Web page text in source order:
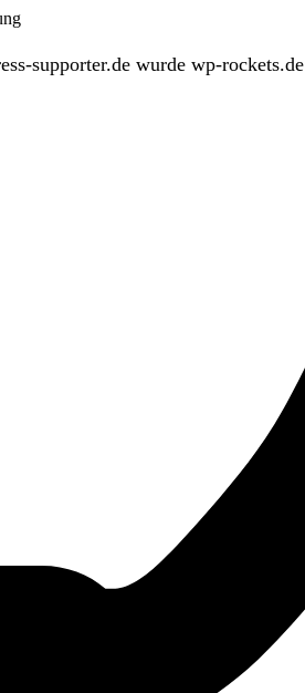
supporter.de wurde wp-rockets.de